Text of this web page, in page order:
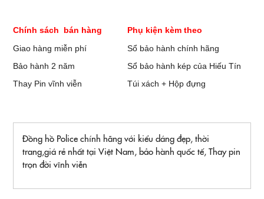
Chính sách bán hàng
Phụ kiện kèm theo
Giao hàng miễn phí
Sổ bảo hành chính hãng
Bảo hành 2 năm
Sổ bảo hành kép của Hiếu Tín
Thay Pin vĩnh viễn
Túi xách + Hộp đựng
Đồng hồ Police chính hãng với kiểu dáng đẹp, thời
trang,giá rẻ nhất tại Việt Nam, bảo hành quốc tế, Thay pin
trọn đời vĩnh viễn